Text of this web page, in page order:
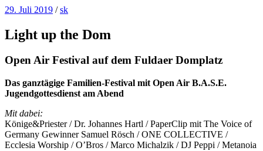
29. Juli 2019 /sk
Light up the Dom
Open Air Festival auf dem Fuldaer Domplatz
Das ganztägige Familien-Festival mit Open Air B.A.S.E.
Jugendgottesdienst am Abend
Mit dabei:
Könige&Priester / Dr. Johannes Hartl / PaperClip mit The Voice of
Germany Gewinner Samuel Rösch / ONE COLLECTIVE /
Ecclesia Worship / O’Bros / Marco Michalzik / DJ Peppi / Metanoia